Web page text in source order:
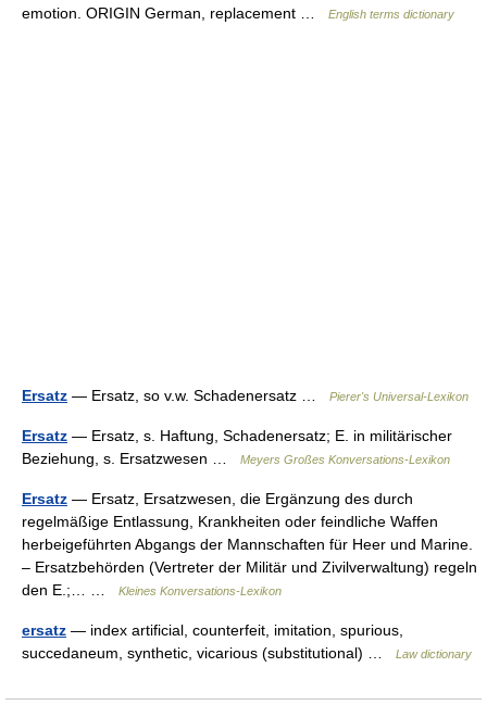
emotion. ORIGIN German, replacement …
English terms dictionary
Ersatz — Ersatz, so v.w. Schadenersatz … Pierer's Universal-Lexikon
Ersatz — Ersatz, s. Haftung, Schadenersatz; E. in militärischer
Beziehung, s. Ersatzwesen …
Meyers Großes Konversations-Lexikon
Ersatz — Ersatz, Ersatzwesen, die Ergänzung des durch
regelmäßige Entlassung, Krankheiten oder feindliche Waffen
herbeigeführten Abgangs der Mannschaften für Heer und Marine.
– Ersatzbehörden (Vertreter der Militär und Zivilverwaltung) regeln
den E.;… …
Kleines Konversations-Lexikon
ersatz — index artificial, counterfeit, imitation, spurious,
succedaneum, synthetic, vicarious (substitutional) …
Law dictionary